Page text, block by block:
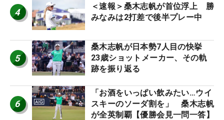
4
＜速報＞桑木志帆が首位浮上 勝
みなみは2打差で後半プレー中
5
桑木志帆が日本勢7人目の快挙
23歳ショットメーカー、その軌
跡を振り返る
6
「お酒をいっぱい飲みたい…ウイ
スキーのソーダ割を」 桑木志帆
が全英制覇【優勝会見一問一答】